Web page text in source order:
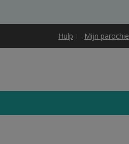
Hulp Mijn parochie